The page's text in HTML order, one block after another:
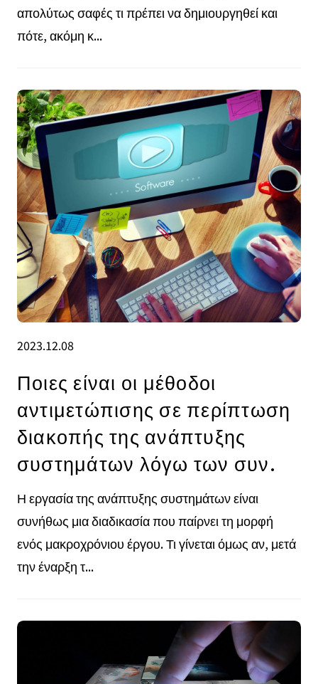
απολύτως σαφές τι πρέπει να δημιουργηθεί και
πότε, ακόμη κ...
2023.12.08
Ποιες είναι οι μέθοδοι
αντιμετώπισης σε περίπτωση
διακοπής της ανάπτυξης
συστημάτων λόγω των συν.
Η εργασία της ανάπτυξης συστημάτων είναι
συνήθως μια διαδικασία που παίρνει τη μορφή
ενός μακροχρόνιου έργου. Τι γίνεται όμως αν, μετά
την έναρξη τ...